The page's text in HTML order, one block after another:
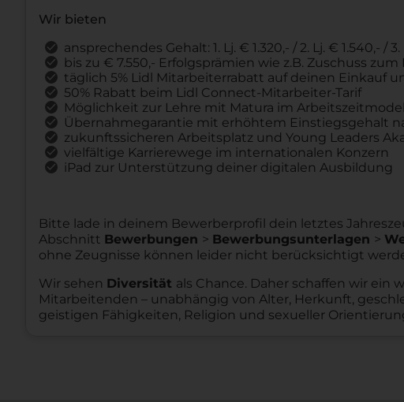
Wir bieten
ansprechendes Gehalt: 1. Lj. € 1.320,- / 2. Lj. € 1.540,- / 3.
bis zu € 7.550,- Erfolgsprämien wie z.B. Zuschuss
täglich 5% Lidl Mitarbeiterrabatt auf deinen Einkauf
50% Rabatt beim Lidl Connect-Mitarbeiter-Tarif
Möglichkeit zur Lehre mit Matura im
Übernahmegarantie mit erhöhtem Einstiegsgehalt
zukunftssicheren Arbeitsplatz und Young Leaders
vielfältige Karrierewege im internationalen Konzern
iPad zur Unterstützung deiner digitalen Ausbildung
Bitte lade in deinem Bewerberprofil dein letztes
Abschnitt Bewerbungen > Bewerbungsunterlagen >
ohne Zeugnisse können leider nicht berücksichtigt
Wir sehen Diversität als Chance. Daher schaffen wir ein
Mitarbeitenden – unabhängig von Alter, Herkunft,
geistigen Fähigkeiten, Religion und sexueller